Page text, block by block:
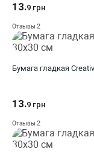
13.9 грн
Отзывы 2
Бумага гладкая
13.9 грн
Отзывы 2